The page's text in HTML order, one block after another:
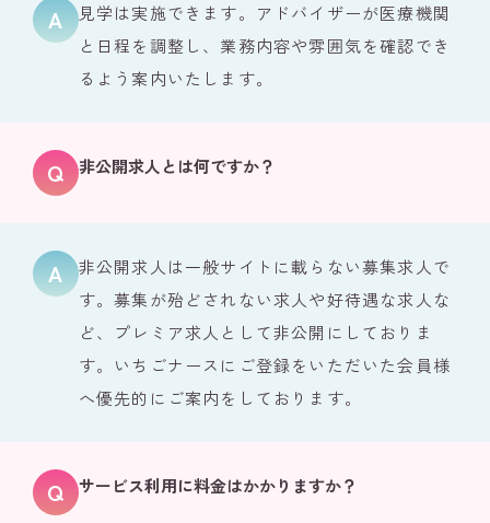
見学は実施できます。アドバイザーが医療機関
と日程を調整し、業務内容や雰囲気を確認でき
るよう案内いたします。
非公開求人とは何ですか？
非公開求人は一般サイトに載らない募集求人で
す。募集が殆どされない求人や好待遇な求人な
ど、プレミア求人として非公開にしておりま
す。いちごナースにご登録をいただいた会員様
へ優先的にご案内をしております。
サービス利用に料金はかかりますか？